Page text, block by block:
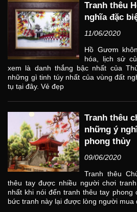
Tranh thêu
nghĩa đặc
11/06/2020
Hồ Gươm
hóa, lịch sử
xem là danh thắng bậc nhất của
những gì tinh túy nhất của vùng đất
tụ tại đây. Vẻ đẹp
Tranh thêu
những ý
phong thủy
09/06/2020
Tranh thêu
thêu tay được nhiều người chơi
nhất khi nói đến tranh thêu tay phong
bức tranh này lại được lòng người mua